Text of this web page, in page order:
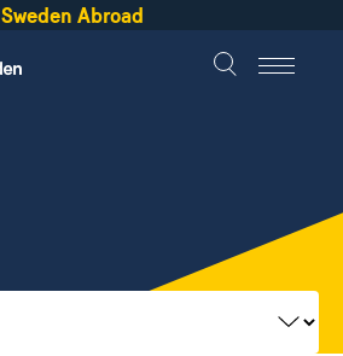
Sweden Abroad